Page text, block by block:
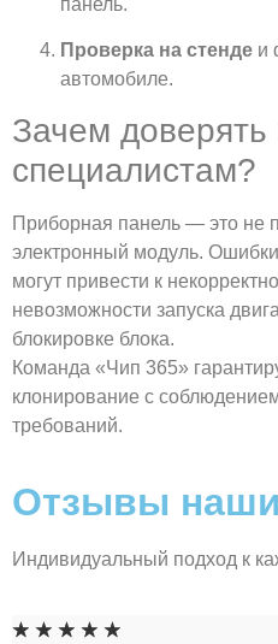
Проверка на стенде и
автомобиле.
Зачем доверять
специалистам?
Приборная панель — это не
электронный модуль.
могут привести к
невозможности запуска
блокировке блока.
Команда «Чип 365»
клонирование с
требований.
Отзывы
Индивидуальный подход к
☆ ☆ ☆ ☆ ☆